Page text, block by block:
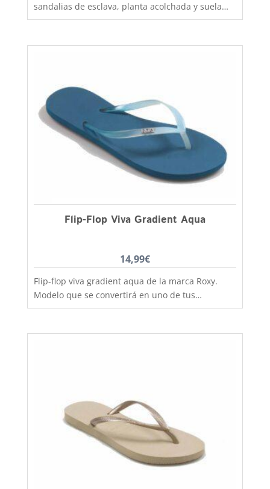
sandalias de esclava, planta acolchada y suela
antideslizante, cuidando al máximo la calidad de
que podras perfectamente utilizarla también
practico, alegre y junenil que requieren tus looks
mas veraniegos. Este bonito modelo lo tienes
disponible desde la talla 36 hasta la 42, zapatos
bonitos para gente divertida, aquí en Capitán
Mlaspina la mejor calidad al mejor precio y con el
primer cambio siempre gratis.
Flip-Flop Viva Gradient Aqua
14,99€
Flip-flop viva gradient aqua de la marca Roxy.
Modelo que se convertirá en uno de tus
imprescindibles para el verano. Este modelo de
playa o a la piscina. También la podrás usar para
muy atractivo (ARJL100958).